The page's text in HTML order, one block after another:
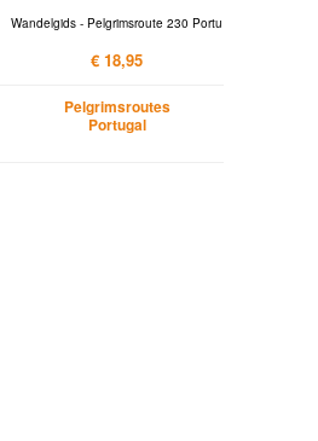
Wandelgids - Pelgrimsroute 230 Portu
€ 18,95
Pelgrimsroutes
Portugal